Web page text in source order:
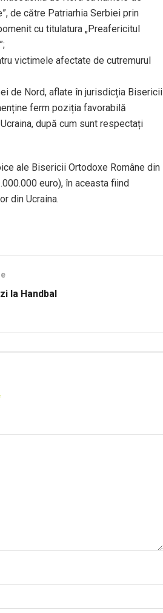
de către Patriarhia Serbiei prin
cu titulatura „Preafericitul
victimele afectate de cutremurul
de Nord, aflate în jurisdicția Bisericii
ferm poziția favorabilă
după cum sunt respectați
ale Bisericii Ortodoxe Române din
euro), în aceasta fiind
din Ucraina.
la Handbal